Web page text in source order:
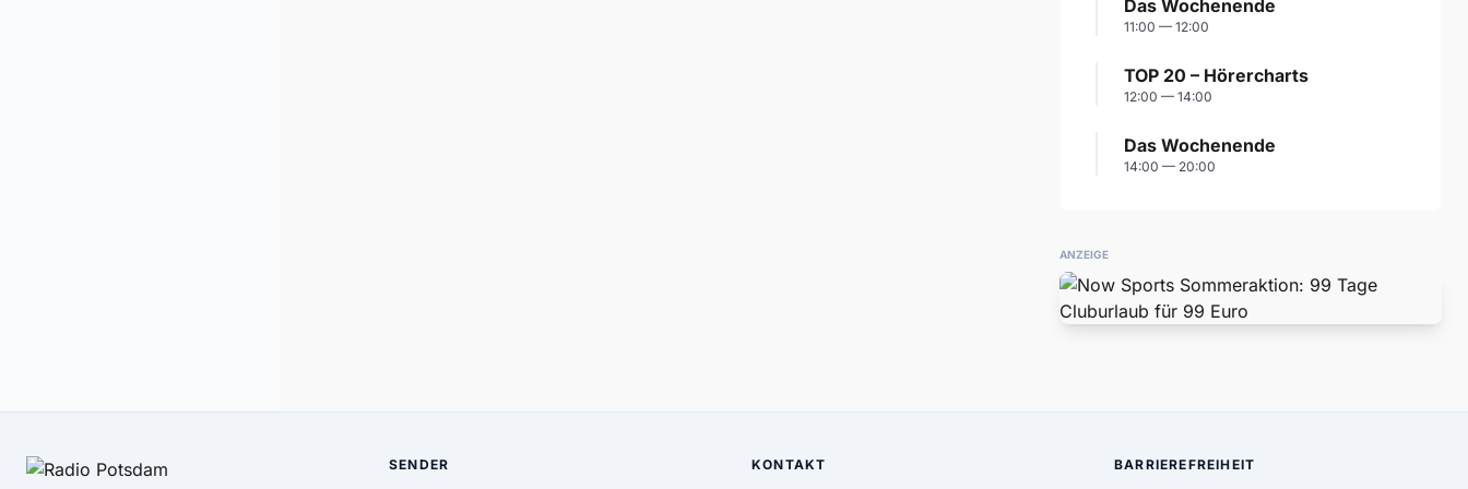
Das Wochenende
11:00 — 12:00
TOP 20 – Hörercharts
12:00 — 14:00
Das Wochenende
14:00 — 20:00
ANZEIGE
SENDER KONTAKT BARRIEREFREIHEIT